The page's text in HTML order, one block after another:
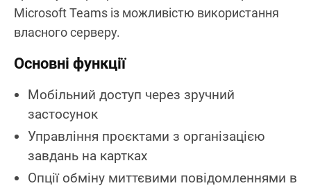
Microsoft Teams із можливістю використання
власного серверу.
Основні функції
Мобільний доступ через зручний
застосунок
Управління проєктами з організацією
завдань на картках
Опції обміну миттєвими повідомленнями в